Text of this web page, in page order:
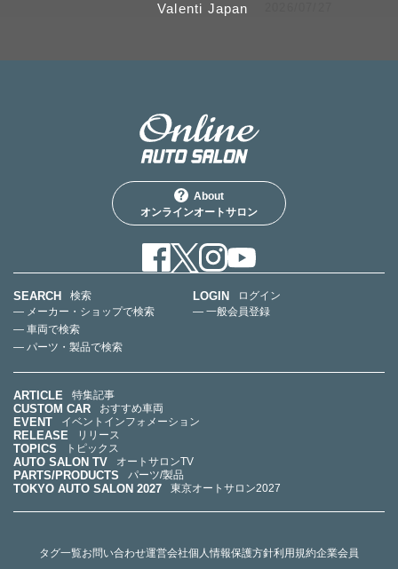
Valenti Japan
About
オンラインオートサロン
SEARCH
検索
— メーカー・ショップで検索
— 車両で検索
— パーツ・製品で検索
LOGIN
ログイン
— 一般会員登録
ARTICLE 特集記事
CUSTOM CAR おすすめ車両
EVENT イベントインフォメーション
RELEASE リリース
TOPICS トピックス
AUTO SALON TV オートサロンTV
PARTS/PRODUCTS パーツ/製品
TOKYO AUTO SALON 2027 東京オートサロン2027
タグ一覧お問い合わせ運営会社個人情報保護方針利用規約企業会員